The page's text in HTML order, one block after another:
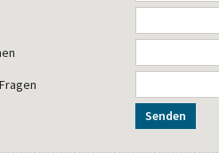
Senden